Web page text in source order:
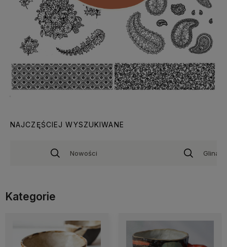
NAJCZĘŚCIEJ WYSZUKIWANE
Nowości Glina
Kategorie